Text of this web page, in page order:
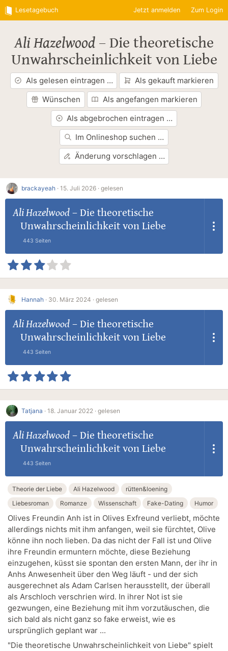
Lesetagebuch Jetzt anmelden Zum Login
Ali Hazelwood – Die theoretische
Unwahrscheinlichkeit von Liebe
Als gelesen eintragen …
Als gekauft markieren
Wünschen
Als angefangen markieren
Als abgebrochen eintragen …
Im Onlineshop suchen …
Änderung vorschlagen …
brackayeah · 15. Juli 2026 · gelesen
Ali Hazelwood– Die theoretische
Unwahrscheinlichkeit von Liebe
443 Seiten
Hannah · 30. März 2024 · gelesen
Ali Hazelwood– Die theoretische
Unwahrscheinlichkeit von Liebe
443 Seiten
Tatjana · 18. Januar 2022 · gelesen
Ali Hazelwood– Die theoretische
Unwahrscheinlichkeit von Liebe
443 Seiten
Theorie der Liebe Ali Hazelwood
rütten&loening
Liebesroman
Romanze Wissenschaft Fake-Dating Humor
Olives Freundin Anh ist in Olives Exfreund verliebt, möchte
allerdings nichts mit ihm anfangen, weil sie fürchtet, Olive
könne ihn noch lieben. Da das nicht der Fall ist und Olive
ihre Freundin ermuntern möchte, diese Beziehung
einzugehen, küsst sie spontan den ersten Mann, der ihr in
Anhs Anwesenheit über den Weg läuft - und der sich
ausgerechnet als Adam Carlsen herausstellt, der überall
als Arschloch verschrien wird. In ihrer Not ist sie
gezwungen, eine Beziehung mit ihm vorzutäuschen, die
sich bald als nicht ganz so fake erweist, wie es
ursprünglich geplant war ...
"Die theoretische Unwahrscheinlichkeit von Liebe" spielt